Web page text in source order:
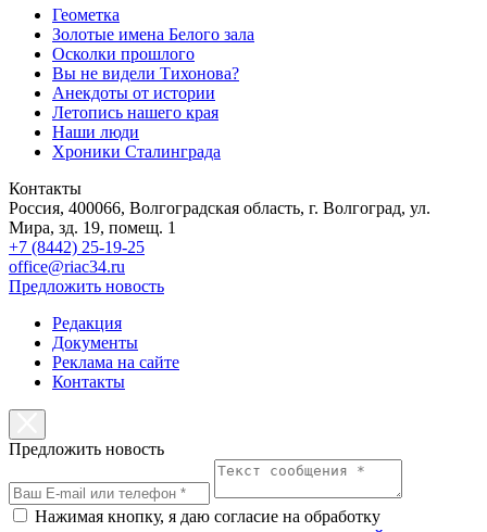
Геометка
Золотые имена Белого зала
Осколки прошлого
Вы не видели Тихонова?
Анекдоты от истории
Летопись нашего края
Наши люди
Хроники Сталинграда
Контакты
Россия, 400066, Волгоградская область, г. Волгоград, ул.
Мира, зд. 19, помещ. 1
+7 (8442) 25-19-25
office@riac34.ru
Предложить новость
Редакция
Документы
Реклама на сайте
Контакты
Предложить новость
Нажимая кнопку, я даю согласие на обработку